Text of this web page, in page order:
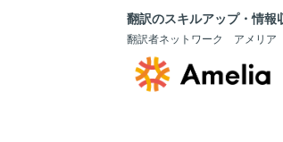
翻訳のスキルアップ・情報
翻訳者ネットワーク アメリア